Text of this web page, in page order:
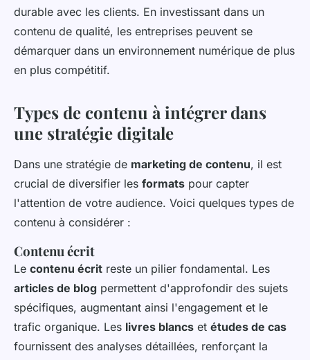
durable avec les clients. En investissant dans un
contenu de qualité, les entreprises peuvent se
démarquer dans un environnement numérique de plus
en plus compétitif.
Types de contenu à intégrer dans
une stratégie digitale
Dans une stratégie de marketing de contenu, il est
crucial de diversifier les formats pour capter
l'attention de votre audience. Voici quelques types de
contenu à considérer :
Contenu écrit
Le contenu écrit reste un pilier fondamental. Les
articles de blog permettent d'approfondir des sujets
spécifiques, augmentant ainsi l'engagement et le
trafic organique. Les livres blancs et études de cas
fournissent des analyses détaillées, renforçant la